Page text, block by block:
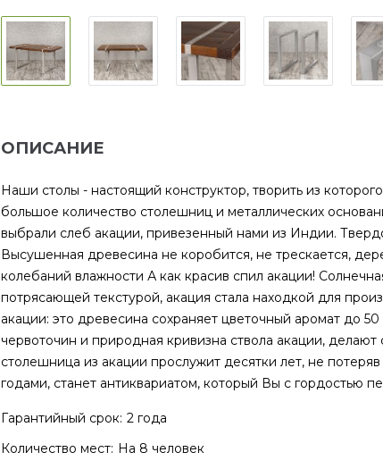
ОПИСАНИЕ
Наши столы - настоящий конструктор, творить из
большое количество столешниц и металлических
выбрали слеб акации, привезенный нами из Индии.
Высушенная древесина не коробится, не трескается,
колебаний влажности А как красив спил акации!
потрясающей текстурой, акация стала находкой для
акации: это древесина сохраняет цветочный аромат до
червоточин и природная кривизна ствола акации,
столешница из акации прослужит десятки лет, не
годами, станет антиквариатом, который Вы с гордостью
Гарантийный срок: 2 года
Количество мест: На 8 человек